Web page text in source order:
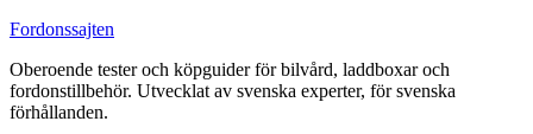
Fordonssajten
Oberoende tester och köpguider för bilvård, laddboxar och
fordonstillbehör. Utvecklat av svenska experter, för svenska
förhållanden.